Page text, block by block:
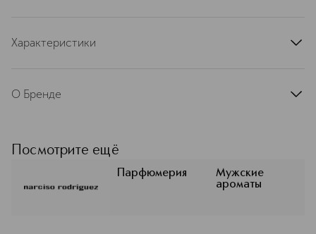
Характеристики
артикул
О Бренде
юности Нарсисо Родригесу
подарили редкое египетское
мускусное масло, которое стало
его ольфакторным автографом. Он
Посмотрите ещё
Парфюмерия
Мужские
ароматы